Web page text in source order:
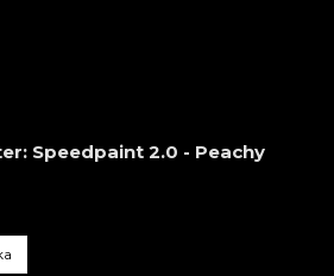
Speedpaint 2.0 - Peachy